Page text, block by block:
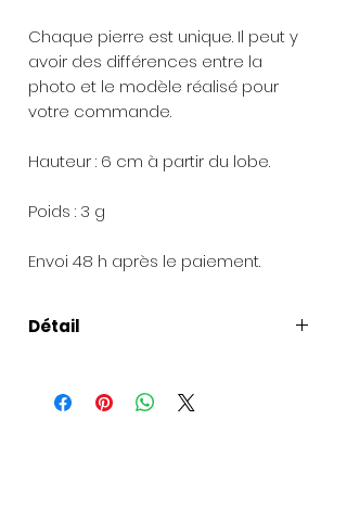
Chaque pierre est unique. Il peut y
avoir des différences entre la
photo et le modèle réalisé pour
votre commande.
Hauteur : 6 cm à partir du lobe.
Poids : 3 g
Envoi 48 h après le paiement.
Détail
Chaque bijou est livré dans une
pochette en organza et une petite